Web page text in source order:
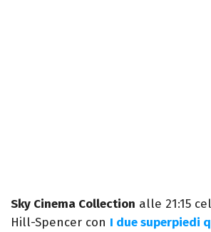
Sky Cinema Collection alle 21:15
Hill-Spencer con I due superpiedi